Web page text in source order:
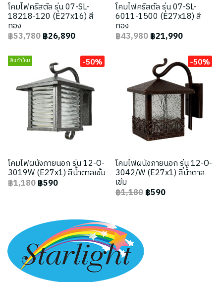
โคมไฟคริสตัล รุ่น 07-SL-
18218-120 (E27x16) สี
ทอง
฿53,780฿26,890
โคมไฟคริสตัล รุ่น 07-SL-
6011-1500 (E27x18) สี
ทอง
฿43,980฿21,990
สินค้าใหม่ -50%
โคมไฟผนังภายนอก รุ่น 12-O-
3019W (E27x1) สีน้ำตาลเข้ม
฿1,180฿590
-50%
โคมไฟผนังภายนอก รุ่น 12-O-
3042/W (E27x1) สีน้ำตาล
เข้ม
฿1,180฿590